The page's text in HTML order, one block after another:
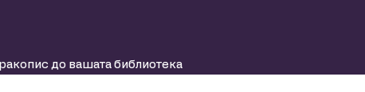
до вашата библиотека